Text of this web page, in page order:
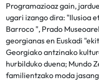
Programazioaz gain,
ugari izango dira: "Ilusioa
Barroco ", Prado
georgianas en Euskadi
Georgiako antzinako
hurbilduko duena; Mundo
familientzako moda